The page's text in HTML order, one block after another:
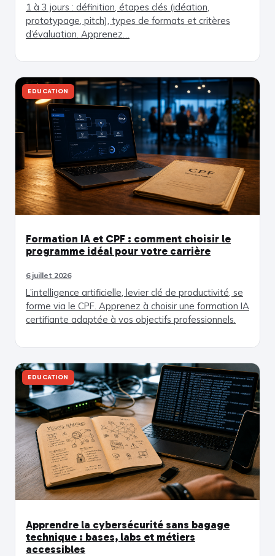
1 à 3 jours : définition, étapes clés (idéation,
prototypage, pitch), types de formats et critères
d’évaluation. Apprenez…
EDUCATION
Formation IA et CPF : comment choisir le
programme idéal pour votre carrière
6 juillet 2026
L’intelligence artificielle, levier clé de productivité, se
forme via le CPF. Apprenez à choisir une formation IA
certifiante adaptée à vos objectifs professionnels.
EDUCATION
Apprendre la cybersécurité sans bagage
technique : bases, labs et métiers
accessibles